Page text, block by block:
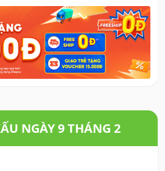
NGÀY 9 THÁNG 2